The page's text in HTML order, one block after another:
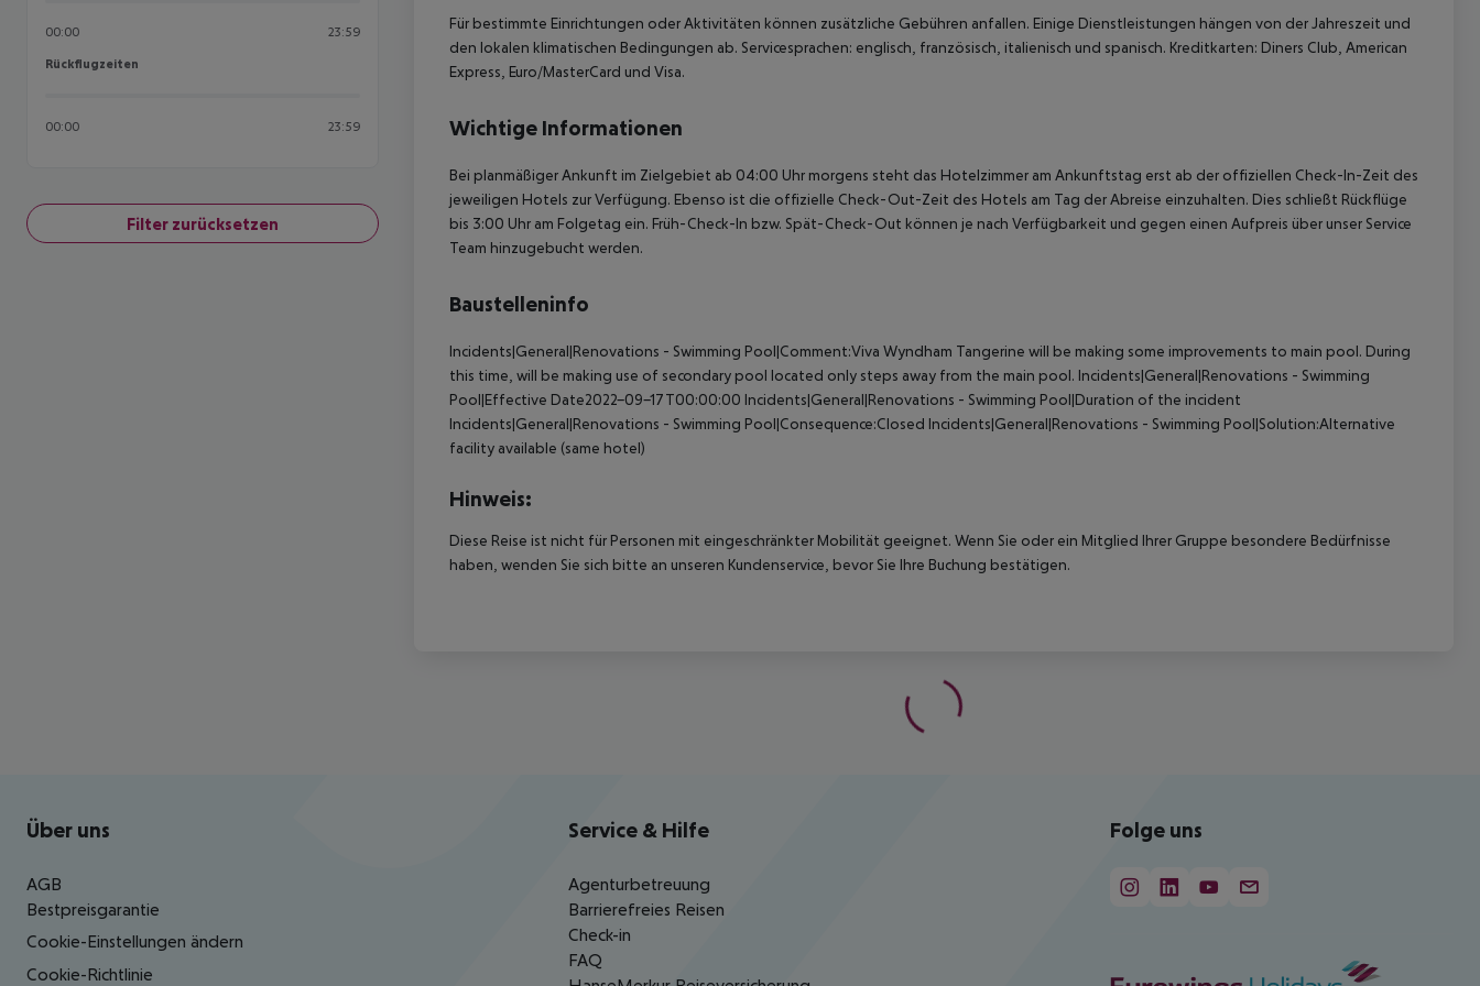
00:00 23:59
Rückflugzeiten
Rückflugzeiten
00:00 23:59
Filter zurücksetzen
Für bestimmte Einrichtungen oder Aktivitäten können zusätzliche Gebühren anfallen. Einige Dienstleistungen hängen von der Jahreszeit und
den lokalen klimatischen Bedingungen ab. Servicesprachen: englisch, französisch, italienisch und spanisch. Kreditkarten: Diners Club, American
Express, Euro/MasterCard und Visa.
Wichtige Informationen
Bei planmäßiger Ankunft im Zielgebiet ab 04:00 Uhr morgens steht das Hotelzimmer am Ankunftstag erst ab der offiziellen Check-In-Zeit des
jeweiligen Hotels zur Verfügung. Ebenso ist die offizielle Check-Out-Zeit des Hotels am Tag der Abreise einzuhalten. Dies schließt Rückflüge
bis 3:00 Uhr am Folgetag ein. Früh-Check-In bzw. Spät-Check-Out können je nach Verfügbarkeit und gegen einen Aufpreis über unser Service
Team hinzugebucht werden.
Baustelleninfo
Incidents|General|Renovations - Swimming Pool|Comment:Viva Wyndham Tangerine will be making some improvements to main pool. During
this time, will be making use of secondary pool located only steps away from the main pool. Incidents|General|Renovations - Swimming
Pool|Effective Date2022-09-17T00:00:00 Incidents|General|Renovations - Swimming Pool|Duration of the incident
Incidents|General|Renovations - Swimming Pool|Consequence:Closed Incidents|General|Renovations - Swimming Pool|Solution:Alternative
facility available (same hotel)
Hinweis:
Diese Reise ist nicht für Personen mit eingeschränkter Mobilität geeignet. Wenn Sie oder ein Mitglied Ihrer Gruppe besondere Bedürfnisse
haben, wenden Sie sich bitte an unseren Kundenservice, bevor Sie Ihre Buchung bestätigen.
Footer navigation
Über uns
AGB
Bestpreisgarantie
Cookie-Einstellungen ändern
Cookie-Richtlinie
Service & Hilfe
Agenturbetreuung
Barrierefreies Reisen
Check-in
FAQ
Folge uns